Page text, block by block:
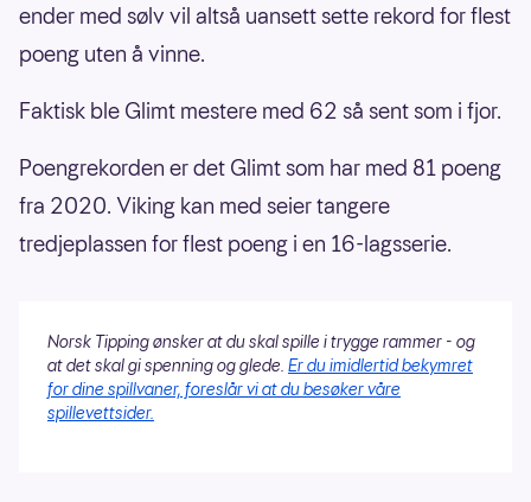
ender med sølv vil altså uansett sette rekord for flest
poeng uten å vinne.
Faktisk ble Glimt mestere med 62 så sent som i fjor.
Poengrekorden er det Glimt som har med 81 poeng
fra 2020. Viking kan med seier tangere
tredjeplassen for flest poeng i en 16-lagsserie.
Norsk Tipping ønsker at du skal spille i trygge rammer - og
at det skal gi spenning og glede. Er du imidlertid bekymret
for dine spillvaner, foreslår vi at du besøker våre
spillevettsider.